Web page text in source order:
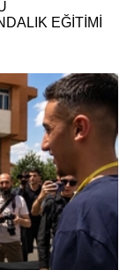
EĞİTİMİ